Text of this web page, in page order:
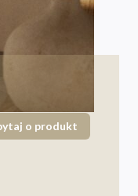
o produkt